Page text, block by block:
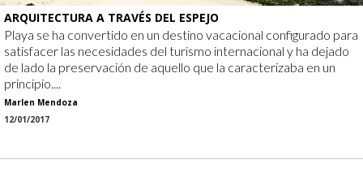
ARQUITECTURA A TRAVÉS DEL ESPEJO
Playa se ha convertido en un destino vacacional configurado para
satisfacer las necesidades del turismo internacional y ha dejado
de lado la preservación de aquello que la caracterizaba en un
principio....
Marlen Mendoza
12/01/2017